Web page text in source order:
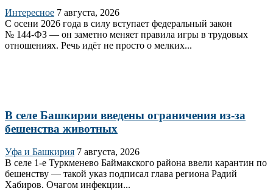
Интересное 7 августа, 2026
С осени 2026 года в силу вступает федеральный закон
№ 144‑ФЗ — он заметно меняет правила игры в трудовых
отношениях. Речь идёт не просто о мелких...
В селе Башкирии введены ограничения из-за
бешенства животных
Уфа и Башкирия 7 августа, 2026
В селе 1‑е Туркменево Баймакского района ввели карантин по
бешенству — такой указ подписал глава региона Радий
Хабиров. Очагом инфекции...